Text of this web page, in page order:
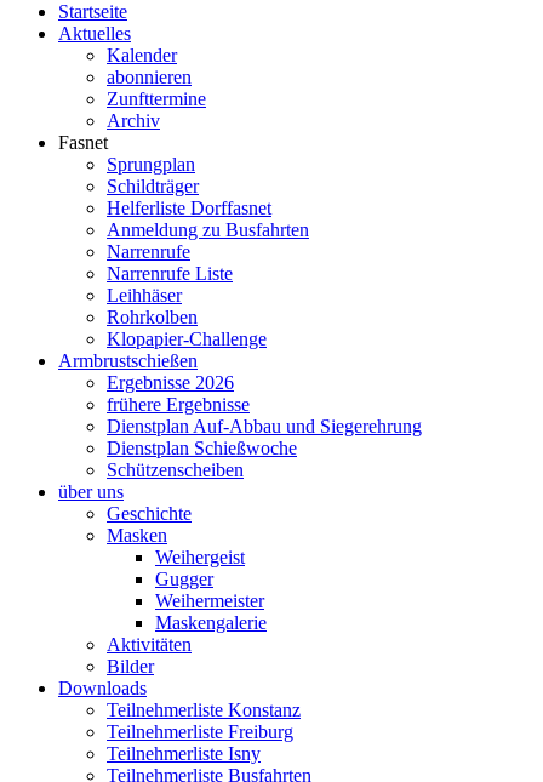
Startseite
Aktuelles
Kalender
abonnieren
Zunfttermine
Archiv
Fasnet
Sprungplan
Schildträger
Helferliste Dorffasnet
Anmeldung zu Busfahrten
Narrenrufe
Narrenrufe Liste
Leihhäser
Rohrkolben
Klopapier-Challenge
Armbrustschießen
Ergebnisse 2026
frühere Ergebnisse
Dienstplan Auf-Abbau und Siegerehrung
Dienstplan Schießwoche
Schützenscheiben
über uns
Geschichte
Masken
Weihergeist
Gugger
Weihermeister
Maskengalerie
Aktivitäten
Bilder
Downloads
Teilnehmerliste Konstanz
Teilnehmerliste Freiburg
Teilnehmerliste Isny
Teilnehmerliste Busfahrten